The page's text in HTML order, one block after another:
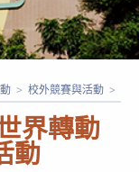
界轉動
動
> 校外競賽與活動 >